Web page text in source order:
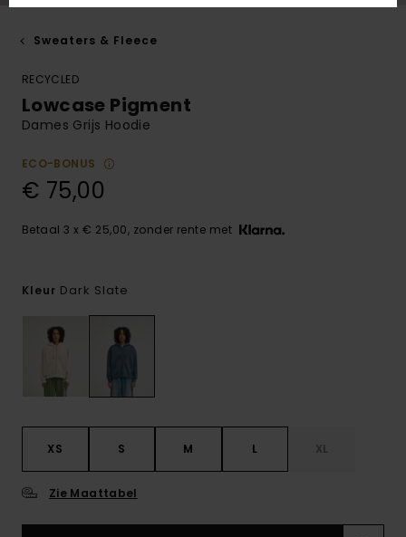
Sweaters & Fleece
RECYCLED
Lowcase Pigment
Dames Grijs Hoodie
ECO-BONUS
€ 75,00
Betaal 3 x € 25,00, zonder rente met
Kleur Dark Slate
XS S M L XL
Zie Maattabel